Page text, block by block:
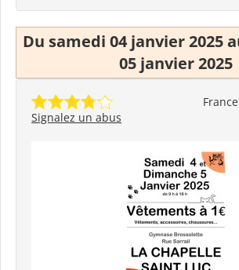
Du samedi 04 janvier 2025
05 janvier 2025
France
Signalez un abus